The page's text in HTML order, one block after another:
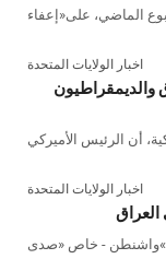
اخبار الولايات المتحدة
العراق والديمقراطيون
اخبار الولايات المتحدة
العراق